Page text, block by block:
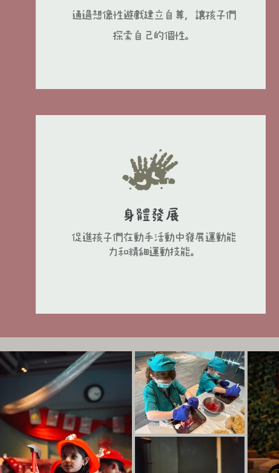
通過想像性遊戲建立自尊，讓孩子們
探索自己的個性。
身體發展
促進孩子們在動手活動中發展運動能
力和精細運動技能。